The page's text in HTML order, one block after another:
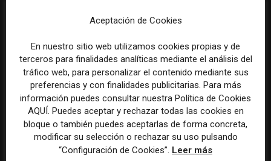
El buzón como nueva
portada: la estrategia de los
medios para conquistar
ciudad a ciudad
Cómo adelantarse a los
resúmenes con IA de Google
en las noticias de última hora:
el ejemplo de USA Today
durante el Mundial de...
Aceptación de Cookies
En nuestro sitio web utilizamos cookies propias y de
terceros para finalidades analíticas mediante el análisis del
tráfico web, para personalizar el contenido mediante sus
preferencias y con finalidades publicitarias. Para más
información puedes consultar nuestra Política de Cookies
AQUÍ. Puedes aceptar y rechazar todas las cookies en
bloque o también puedes aceptarlas de forma concreta,
modificar su selección o rechazar su uso pulsando
“Configuración de Cookies”. Leer más